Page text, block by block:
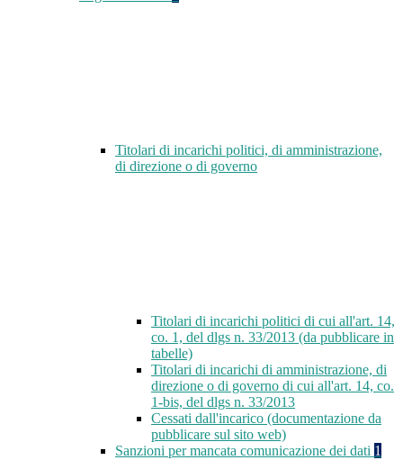
Titolari di incarichi politici, di amministrazione,
di direzione o di governo
Titolari di incarichi politici di cui all'art. 14,
co. 1, del dlgs n. 33/2013 (da pubblicare in
tabelle)
Titolari di incarichi di amministrazione, di
direzione o di governo di cui all'art. 14, co.
1-bis, del dlgs n. 33/2013
Cessati dall'incarico (documentazione da
pubblicare sul sito web)
Sanzioni per mancata comunicazione dei dati 1